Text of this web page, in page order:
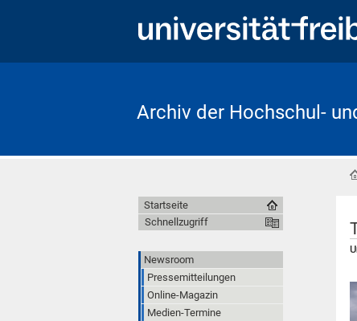
Archiv der Hochschul-
Startseite
Schnellzugriff
Newsroom
Pressemitteilungen
Online-Magazin
Medien-Termine